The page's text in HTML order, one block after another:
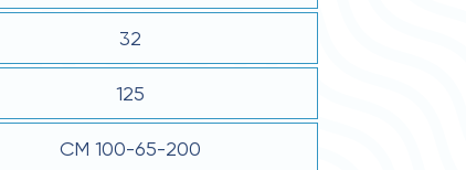
32
125
СМ 100-65-200